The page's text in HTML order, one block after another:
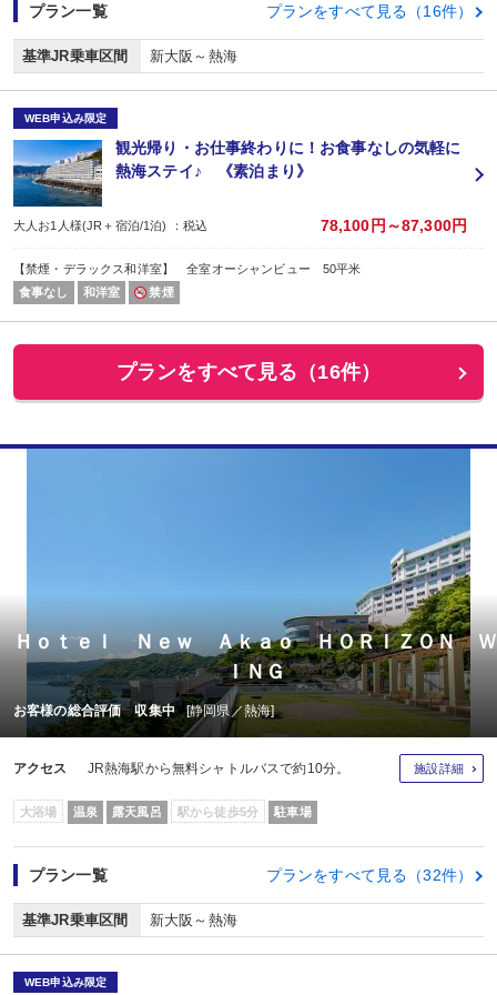
プラン一覧 プランをすべて見る（16件）
基準JR乗車区間 新大阪～熱海
WEB申込み限定
観光帰り・お仕事終わりに！お食事なしの気軽に
熱海ステイ♪ 《素泊まり》
大人お1人様(JR＋宿泊/1泊) ：税込 78,100円～87,300円
【禁煙・デラックス和洋室】 全室オーシャンビュー 50平米
食事なし
和洋室 禁煙
プランをすべて見る（16件）
Ｈｏｔｅｌ Ｎｅｗ Ａｋａｏ ＨＯＲＩＺＯＮ Ｗ
ＩＮＧ
お客様の総合評価 収集中 [静岡県／熱海]
アクセス JR熱海駅から無料シャトルバスで約10分。 施設詳細
大浴場 温泉 露天風呂 駅から徒歩5分 駐車場
プラン一覧 プランをすべて見る（32件）
基準JR乗車区間 新大阪～熱海
WEB申込み限定